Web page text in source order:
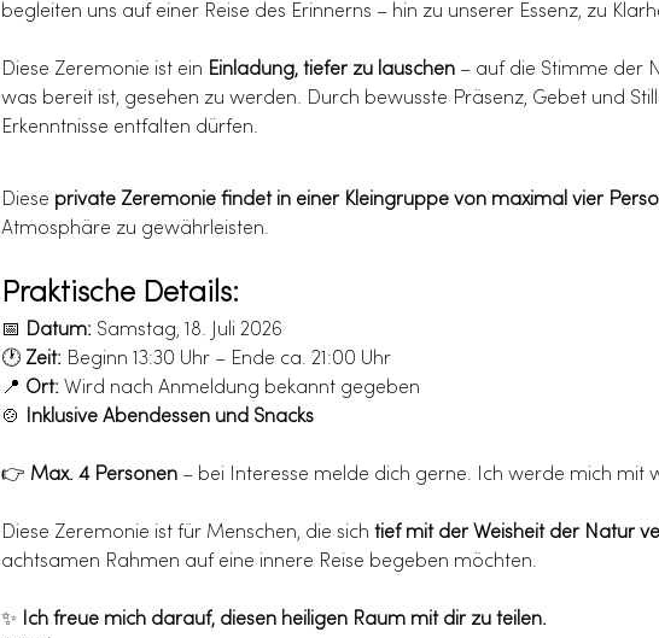
begleiten uns auf einer Reise des Erinnerns – hin zu unserer Essenz, zu
Diese Zeremonie ist ein Einladung, tiefer zu lauschen – auf die Stimme der
was bereit ist, gesehen zu werden. Durch bewusste Präsenz, Gebet und
Erkenntnisse entfalten dürfen.
Diese private Zeremonie findet in einer Kleingruppe von maximal vier
Atmosphäre zu gewährleisten.
Praktische Details:
📅 Datum: Samstag, 18. Juli 2026
🕐 Zeit: Beginn 13:30 Uhr – Ende ca. 21:00 Uhr
📍 Ort: Wird nach Anmeldung bekannt gegeben
🍲
Inklusive Abendessen und Snacks
👉 Max. 4 Personen – bei Interesse melde dich gerne. Ich werde mich mit
Diese Zeremonie ist für Menschen, die sich tief mit der Weisheit der Natur
achtsamen Rahmen auf eine innere Reise begeben möchten.
✨
Ich freue mich darauf, diesen heiligen Raum mit dir zu teilen.